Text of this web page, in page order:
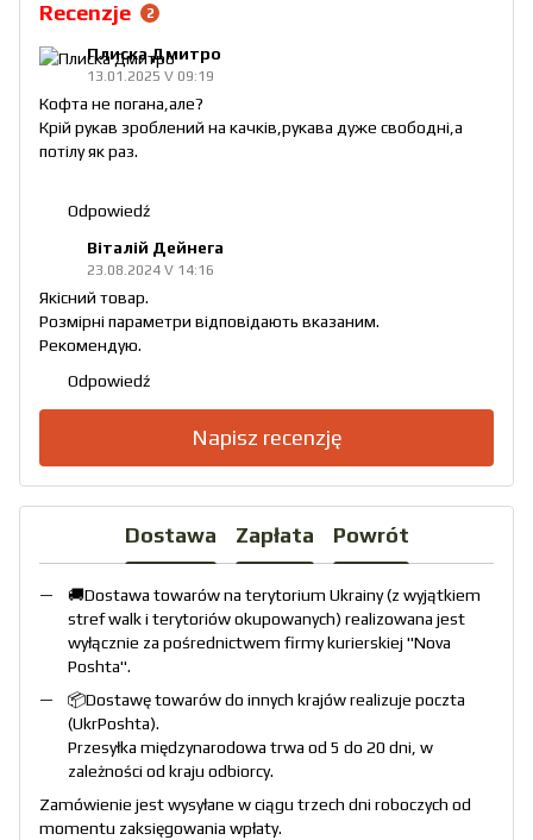
Recenzje 2
Плиска Дмитро
13.01.2025 V 09:19
Кофта не погана,але?
Крій рукав зроблений на качків,рукава дуже свободні,а
потілу як раз.
Odpowiedź
Віталій Дейнега
23.08.2024 V 14:16
Якісний товар.
Розмірні параметри відповідають вказаним.
Рекомендую.
Odpowiedź
Napisz recenzję
Dostawa Zapłata Powrót
🚚Dostawa towarów na terytorium Ukrainy (z wyjątkiem
stref walk i terytoriów okupowanych) realizowana jest
wyłącznie za pośrednictwem firmy kurierskiej "Nova
Poshta".
📦Dostawę towarów do innych krajów realizuje poczta
(UkrPoshta).
Przesyłka międzynarodowa trwa od 5 do 20 dni, w
zależności od kraju odbiorcy.
Zamówienie jest wysyłane w ciągu trzech dni roboczych od
momentu zaksięgowania wpłaty.